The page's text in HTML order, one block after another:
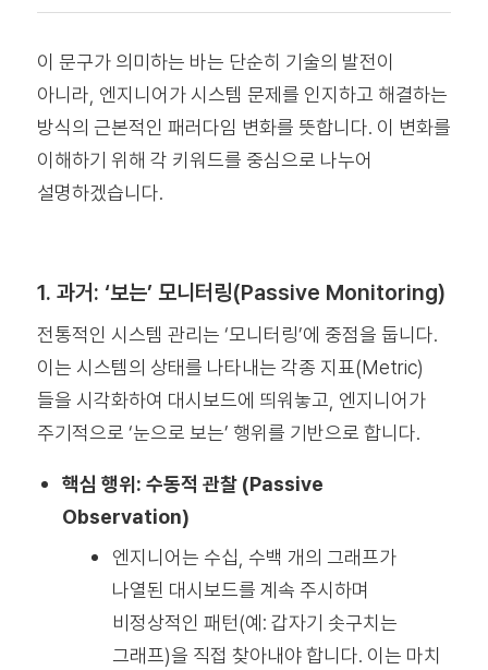
이 문구가 의미하는 바는 단순히 기술의 발전이
아니라, 엔지니어가 시스템 문제를 인지하고 해결하는
방식의 근본적인 패러다임 변화를 뜻합니다. 이 변화를
이해하기 위해 각 키워드를 중심으로 나누어
설명하겠습니다.
1. 과거: ‘보는’ 모니터링(Passive Monitoring)
전통적인 시스템 관리는 ‘모니터링’에 중점을 둡니다.
이는 시스템의 상태를 나타내는 각종 지표(Metric)
들을 시각화하여 대시보드에 띄워놓고, 엔지니어가
주기적으로 ‘눈으로 보는’ 행위를 기반으로 합니다.
핵심 행위: 수동적 관찰 (Passive
Observation)
엔지니어는 수십, 수백 개의 그래프가
나열된 대시보드를 계속 주시하며
비정상적인 패턴(예: 갑자기 솟구치는
그래프)을 직접 찾아내야 합니다. 이는 마치